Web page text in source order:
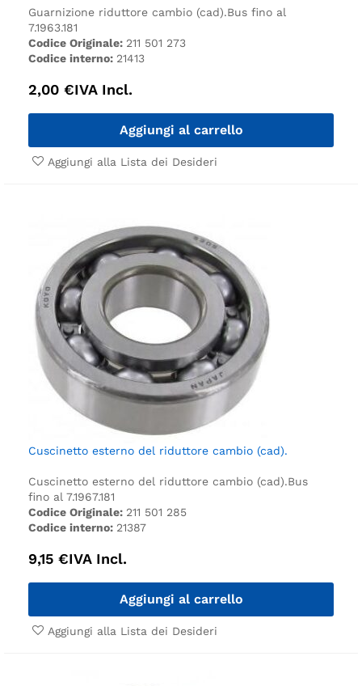
Guarnizione riduttore cambio (cad).Bus fino al
7.1963.181
Codice Originale: 211 501 273
Codice interno: 21413
2,00 €IVA Incl.
Aggiungi al carrello
Aggiungi alla Lista dei Desideri
Cuscinetto esterno del riduttore cambio (cad).
Cuscinetto esterno del riduttore cambio (cad).Bus
fino al 7.1967.181
Codice Originale: 211 501 285
Codice interno: 21387
9,15 €IVA Incl.
Aggiungi al carrello
Aggiungi alla Lista dei Desideri